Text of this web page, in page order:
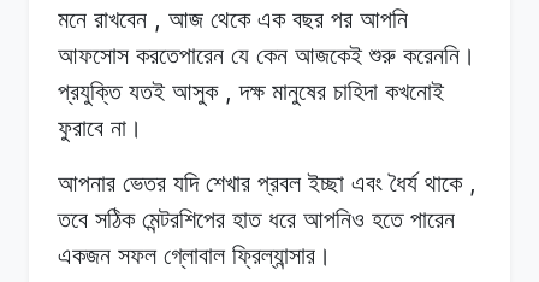
মনে রাখবেন , আজ থেকে এক বছর পর আপনি
আফসোস করতেপারেন যে কেন আজকেই শুরু করেননি।
প্রযুক্তি যতই আসুক,দক্ষ মানুষের চাহিদা কখনোই
ফুরাবে না।
আপনার ভেতর যদি শেখার প্রবল ইচ্ছা এবং ধৈর্য থাকে,
তবে সঠিক মেন্টরশিপের হাত ধরে আপনিও হতে পারেন
একজন সফল গ্লোবাল ফ্রিল্যান্সার।